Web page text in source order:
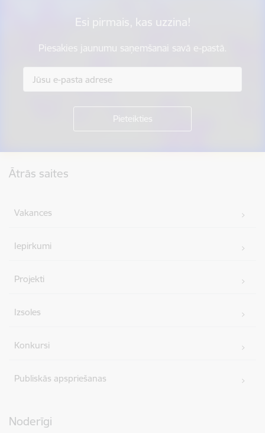
Esi pirmais, kas uzzina!
Piesakies jaunumu saņemšanai savā e-pastā.
Ātrās saites
Vakances
Iepirkumi
Projekti
Izsoles
Konkursi
Publiskās apspriešanas
Noderīgi